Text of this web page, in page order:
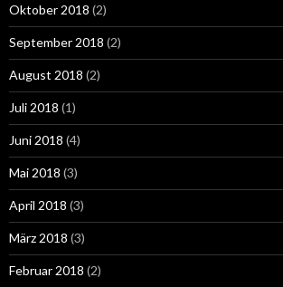
Oktober 2018 (2)
September 2018 (2)
August 2018 (2)
Juli 2018 (1)
Juni 2018 (4)
Mai 2018 (3)
April 2018 (3)
März 2018 (3)
Februar 2018 (2)